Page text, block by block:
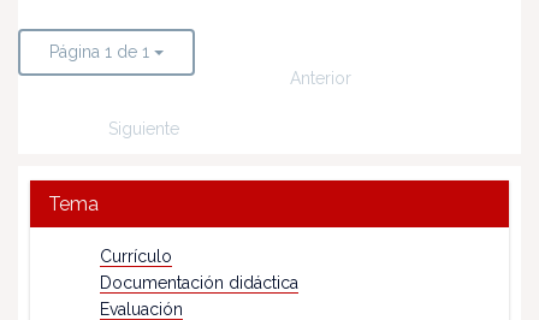
Página 1 de 1
Anterior
Siguiente
Tema
Currículo
Documentación didáctica
Evaluación